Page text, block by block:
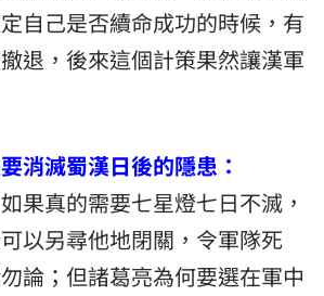
自己是否續命成功的時候，有
退，後來這個計策果然讓漢軍
消滅蜀漢日後的隱患：
果真的需要七星燈七日不滅，
以另尋他地閉關，令軍隊死
論；但諸葛亮為何要選在軍中